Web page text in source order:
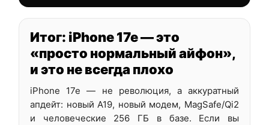
Итог: iPhone 17e — это
«просто нормальный айфон»,
и это не всегда плохо
iPhone 17e — не революция, а аккуратный
апдейт: новый A19, новый модем, MagSafe/Qi2
и человеческие 256 ГБ в базе. Если вы